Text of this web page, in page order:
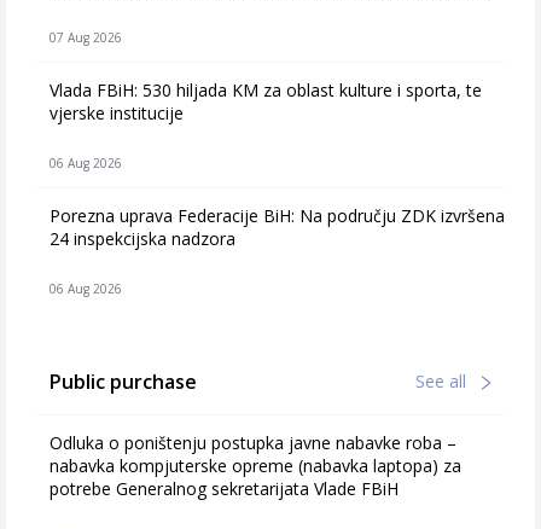
07 Aug 2026
Vlada FBiH: 530 hiljada KM za oblast kulture i sporta, te
vjerske institucije
06 Aug 2026
Porezna uprava Federacije BiH: Na području ZDK izvršena
24 inspekcijska nadzora
06 Aug 2026
Public purchase See all
Odluka o poništenju postupka javne nabavke roba –
nabavka kompjuterske opreme (nabavka laptopa) za
potrebe Generalnog sekretarijata Vlade FBiH